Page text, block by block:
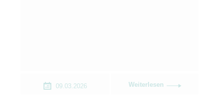
09.03.2026 Weiterlesen